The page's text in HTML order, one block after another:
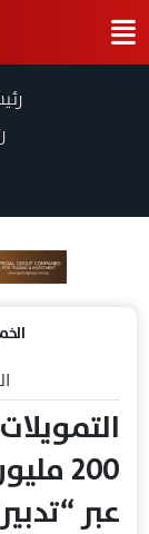
الخميس 14
200
عبر